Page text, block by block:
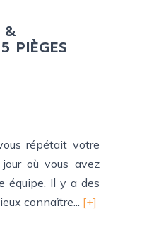
&
PIÈGES
répétait votre
où vous avez
équipe. Il y a des
connaître... [+]